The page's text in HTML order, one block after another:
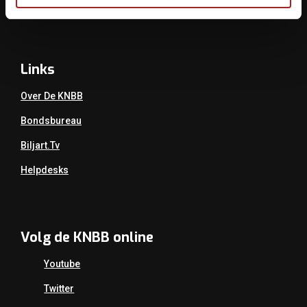
Mail:info@knbb.nl
Links
Over De KNBB
Bondsbureau
Biljart.tv
Helpdesks
Volg de KNBB online
Youtube
Twitter